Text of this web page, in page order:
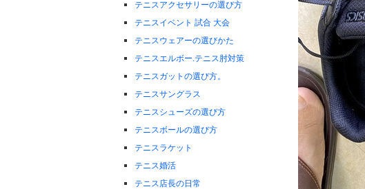
テニスアクセサリーの選び方
テニスイベント 試合 大会
テニスウェアーの選びかた
テニスエルボー.テニス肘対策
テニスガットの選び方。
テニスサングラス
テニスシューズの選び方
テニスボールの選び方
テニスラケット
テニス婚活
テニス店長の日常